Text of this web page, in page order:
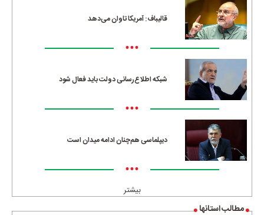
قالیباف: آمریکا تاوان می‌دهد
•••
شبکه اطلاع‌رسانی دولت باید فعال شود
•••
دیپلماسی هم‌چنان ادامه میدان است
•••
بیشتر
مطالب استانها